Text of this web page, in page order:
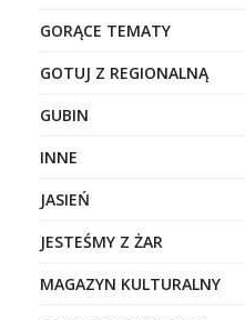
GORĄCE TEMATY
GOTUJ Z REGIONALNĄ
GUBIN
INNE
JASIEŃ
JESTEŚMY Z ŻAR
MAGAZYN KULTURALNY